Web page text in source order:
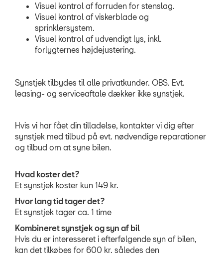
JOB OG KARRIERE
Visuel kontrol af forruden for stenslag.
Visuel kontrol af viskerblade og
sprinklersystem.
Visuel kontrol af udvendigt lys, inkl.
forlygternes højdejustering.
Synstjek tilbydes til alle privatkunder. OBS. Evt.
leasing- og serviceaftale dækker ikke synstjek.
Hvis vi har fået din tilladelse, kontakter vi dig efter
synstjek med tilbud på evt. nødvendige reparationer
og tilbud om at syne bilen.
Hvad koster det?
Et synstjek koster kun 149 kr.
Hvor lang tid tager det?
Et synstjek tager ca. 1 time
Kombineret synstjek og syn af bil
Hvis du er interesseret i efterfølgende syn af bilen,
kan det tilkøbes for 600 kr. således den